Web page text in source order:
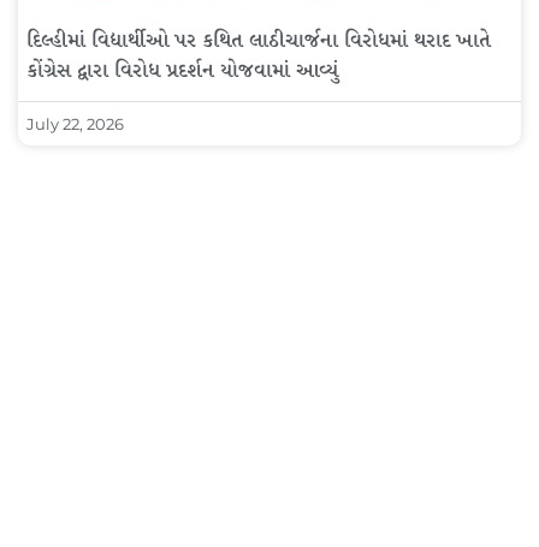
દિલ્હીમાં વિદ્યાર્થીઓ પર કથિત લાઠીચાર્જના વિરોધમાં થરાદ ખાતે
કોંગ્રેસ દ્વારા વિરોધ પ્રદર્શન યોજવામાં આવ્યું
July 22, 2026